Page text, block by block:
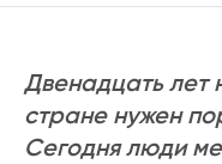
Двенадцать лет
стране нужен
Сегодня люди